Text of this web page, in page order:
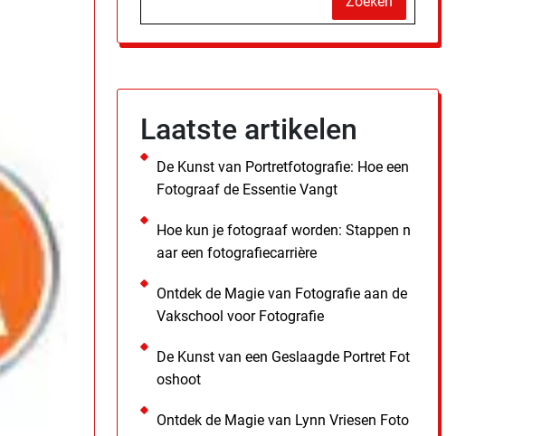
Laatste artikelen
De Kunst van Portretfotografie: Hoe een
Fotograaf de Essentie Vangt
Hoe kun je fotograaf worden: Stappen n
aar een fotografiecarrière
Ontdek de Magie van Fotografie aan de
Vakschool voor Fotografie
De Kunst van een Geslaagde Portret Fot
oshoot
Ontdek de Magie van Lynn Vriesen Foto